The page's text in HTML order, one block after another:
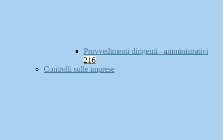
Provvedimenti dirigenti - amministrativi
216
Controlli sulle imprese